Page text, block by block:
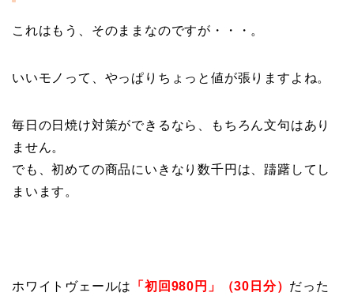
これはもう、そのままなのですが・・・。
いいモノって、やっぱりちょっと値が張りますよね。
毎日の日焼け対策ができるなら、もちろん文句はあり
ません。
でも、初めての商品にいきなり数千円は、躊躇してし
まいます。
ホワイトヴェールは 「初回980円」（30日分） だった